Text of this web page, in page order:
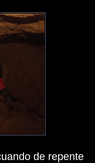
de repente